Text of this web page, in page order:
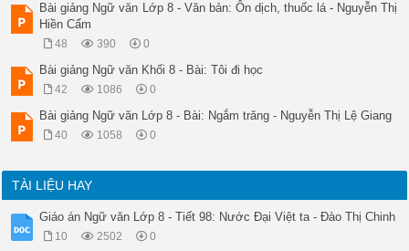
- Nguyễn Trãi -
I. GIỚI THIỆU
II. ĐỌC - HIỂU VĂN BẢN
2. Bố cục (3 phần)
1
2
Tám câu tiếp: Chân lí về độc lập, chủ quyền của dân tộc
BỐ CỤC
3. Phân tích
a) Nguyên lí nhân nghĩa
Cốt lõi tư tưởng nhân nghĩa yên dân và trừ bạo :
Bài giảng Ngữ văn Lớp 8 - Văn bản: Ôn dịch, thuốc lá - Nguyễn Thị
Hiền Cẩm
48 390 0
Bài giảng Ngữ văn Khối 8 - Bài: Tôi đi học
42 1086 0
Bài giảng Ngữ văn Lớp 8 - Bài: Ngắm trăng - Nguyễn Thị Lệ Giang
40 1058 0
TÀI LIỆU HAY
Giáo án Ngữ văn Lớp 8 - Tiết 98: Nước Đại Việt ta - Đào Thị Chinh
10 2502 0